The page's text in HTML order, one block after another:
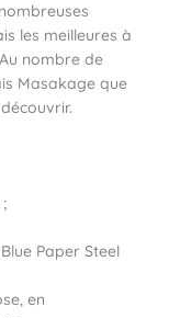
les meilleures à
nombre de
Masakage que
Paper Steel
en